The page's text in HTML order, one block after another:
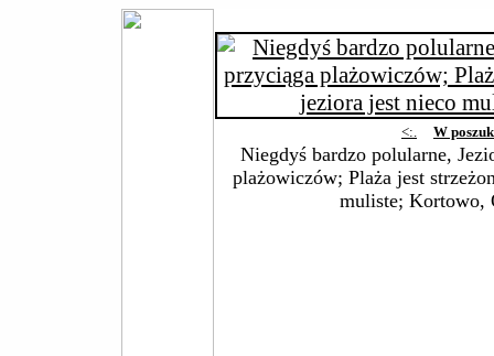
<:. W
Niegdyś bardzo polularne,
plażowiczów; Plaża jest
muliste; Kortowo,